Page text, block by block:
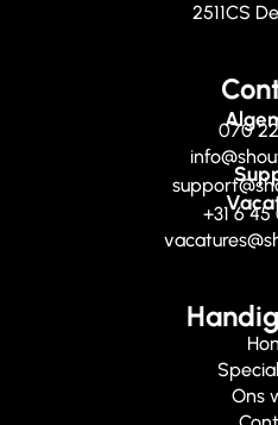
2511CS
070
+31 6 45
Ons